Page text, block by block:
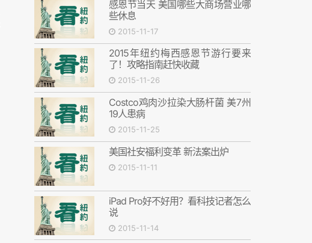
感恩节当天 美国哪些大商场营业哪
些休息
2015-11-17
2015年纽约梅西感恩节游行要来
了！攻略指南赶快收藏
2015-11-26
Costco鸡肉沙拉染大肠杆菌 美7州
19人患病
2015-11-25
美国社安福利变革 新法案出炉
2015-11-11
iPad Pro好不好用？看科技记者怎么
说
2015-11-14